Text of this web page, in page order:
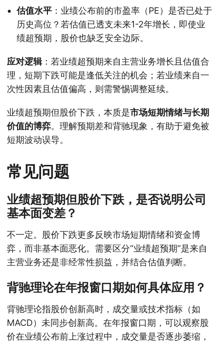
估值水平 ：业绩公布前的市盈率（PE）是否已处于
历史高位？若估值已透支未来1-2年增长，即使业
绩超预期，股价也缺乏安全边际。
应对逻辑：若业绩超预期来自主营业务增长且估值合
理，短期下跌可能是逢低关注的机会；若业绩来自一
次性因素且估值偏高，则需警惕调整延续。
业绩超预期但股价下跌，本质是市场短期情绪与长期
价值的博弈。理解预期差和背驰现象，有助于避免被
短期波动误导。
常见问题
业绩超预期但股价下跌，是否说明公司
基本面变差？
不一定。股价下跌更多反映市场短期情绪和资金博
弈，而非基本面恶化。需要区分“业绩超预期”是来自
主营业务还是非经常性损益，并结合估值判断。
背驰理论在年报窗口期如何具体应用？
背驰理论指股价创新高时，成交量或技术指标（如
MACD）未同步创新高。在年报窗口期，可以观察股
价在业绩公布前上涨过程中，成交量是否逐步萎缩，